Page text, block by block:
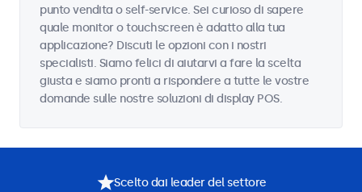
punto vendita o self-service. Sei curioso di sapere
quale monitor o touchscreen è adatto alla tua
applicazione? Discuti le opzioni con i nostri
specialisti. Siamo felici di aiutarvi a fare la scelta
giusta e siamo pronti a rispondere a tutte le vostre
domande sulle nostre soluzioni di display POS.
Scelto dai leader del settore